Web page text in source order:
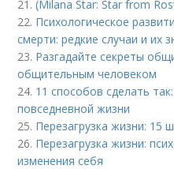
21.(Milana Star: Star from
22. Психологическое
смерти: редкие случаи и их
23. Разгадайте секреты
общительным человеком
24. 11 способов сделать
повседневной жизни
25. Перезагрузка жизни: 15
26. Перезагрузка жизни:
изменения себя